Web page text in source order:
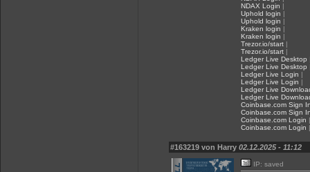
NDAX Login |
Uphold login |
Uphold login |
Kraken login |
Kraken login |
Trezor.io/start |
Trezor.io/start |
Ledger Live Desktop
Ledger Live Desktop
Ledger Live Login |
Ledger Live Login |
Ledger Live
Ledger Live
Coinbase.com Sign
Coinbase.com Sign
Coinbase.com Login |
Coinbase.com Login |
#163219 von Harry 02.12.2025 - 11:12
IP: saved